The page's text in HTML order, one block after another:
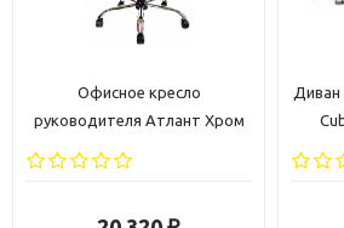
Хром
Диван офисный двухместный
Cube кожзам бежевый